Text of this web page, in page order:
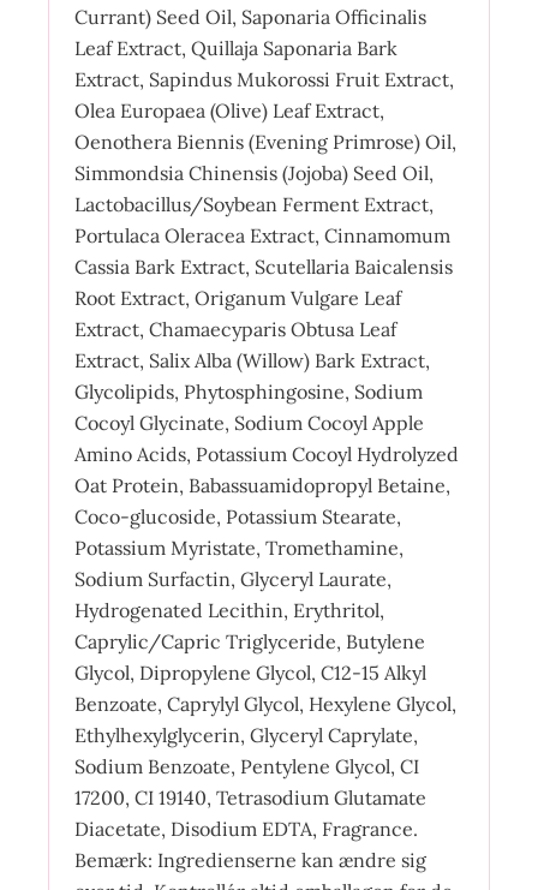
Currant) Seed Oil, Saponaria Officinalis
Leaf Extract, Quillaja Saponaria Bark
Extract, Sapindus Mukorossi Fruit Extract,
Olea Europaea (Olive) Leaf Extract,
Oenothera Biennis (Evening Primrose) Oil,
Simmondsia Chinensis (Jojoba) Seed Oil,
Lactobacillus/Soybean Ferment Extract,
Portulaca Oleracea Extract, Cinnamomum
Cassia Bark Extract, Scutellaria Baicalensis
Root Extract, Origanum Vulgare Leaf
Extract, Chamaecyparis Obtusa Leaf
Extract, Salix Alba (Willow) Bark Extract,
Glycolipids, Phytosphingosine, Sodium
Cocoyl Glycinate, Sodium Cocoyl Apple
Amino Acids, Potassium Cocoyl Hydrolyzed
Oat Protein, Babassuamidopropyl Betaine,
Coco-glucoside, Potassium Stearate,
Potassium Myristate, Tromethamine,
Sodium Surfactin, Glyceryl Laurate,
Hydrogenated Lecithin, Erythritol,
Caprylic/Capric Triglyceride, Butylene
Glycol, Dipropylene Glycol, C12-15 Alkyl
Benzoate, Caprylyl Glycol, Hexylene Glycol,
Ethylhexylglycerin, Glyceryl Caprylate,
Sodium Benzoate, Pentylene Glycol, CI
17200, CI 19140, Tetrasodium Glutamate
Diacetate, Disodium EDTA, Fragrance.
Bemærk: Ingredienserne kan ændre sig